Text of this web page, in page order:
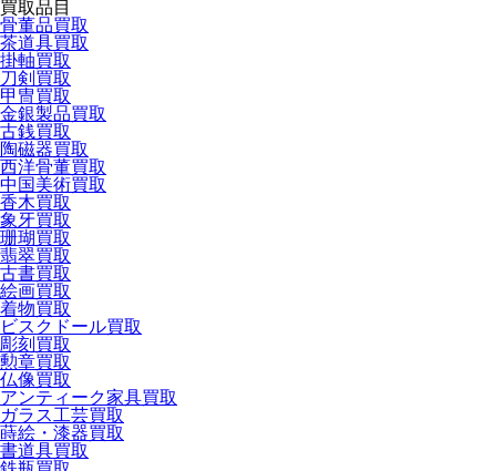
買取品目
骨董品買取
茶道具買取
掛軸買取
刀剣買取
甲冑買取
金銀製品買取
古銭買取
陶磁器買取
西洋骨董買取
中国美術買取
香木買取
象牙買取
珊瑚買取
翡翠買取
古書買取
絵画買取
着物買取
ビスクドール買取
彫刻買取
勲章買取
仏像買取
アンティーク家具買取
ガラス工芸買取
蒔絵・漆器買取
書道具買取